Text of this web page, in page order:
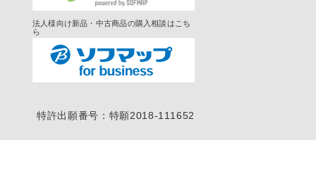
法人様向け新品・中古商品の購入相談はこち
ら
特許出願番号：特願2018-111652